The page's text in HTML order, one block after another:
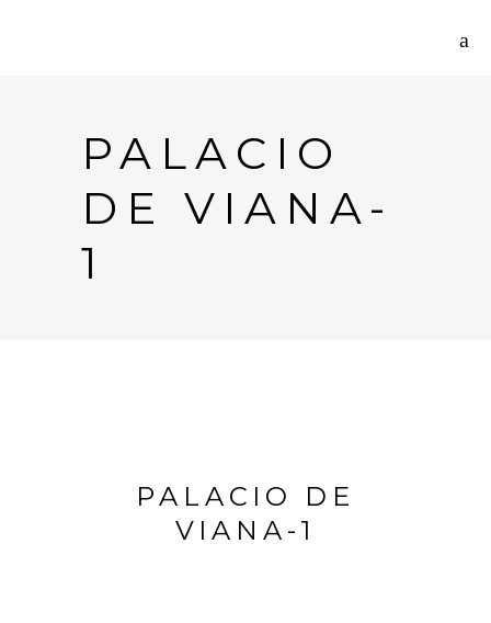
PALACIO
DE VIANA-
1
PALACIO DE
VIANA-1